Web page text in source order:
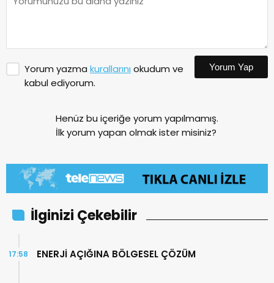
Yorum yazma kurallarını okudum ve
kabul ediyorum.
Yorum Yap
Henüz bu içeriğe yorum yapılmamış.
İlk yorum yapan olmak ister misiniz?
İlginizi Çekebilir
ENERJİ AÇIĞINA BÖLGESEL ÇÖZÜM
17:58